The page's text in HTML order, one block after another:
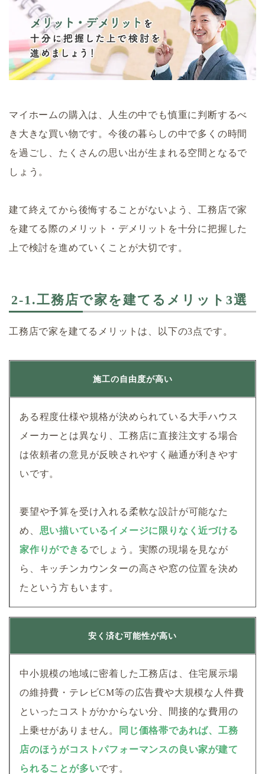
マイホームの購入は、人生の中でも慎重に判断するべ
き大きな買い物です。今後の暮らしの中で多くの時間
を過ごし、たくさんの思い出が生まれる空間となるで
しょう。
建て終えてから後悔することがないよう、工務店で家
を建てる際のメリット・デメリットを十分に把握した
上で検討を進めていくことが大切です。
2-1.工務店で家を建てるメリット3選
工務店で家を建てるメリットは、以下の3点です。
施工の自由度が高い
ある程度仕様や規格が決められている大手ハウス
メーカーとは異なり、工務店に直接注文する場合
は依頼者の意見が反映されやすく融通が利きやす
いです。
要望や予算を受け入れる柔軟な設計が可能なた
め、 思い描いているイメージに限りなく近づける
家作りができるでしょう。実際の現場を見なが
ら、キッチンカウンターの高さや窓の位置を決め
たという方もいます。
安く済む可能性が高い
中小規模の地域に密着した工務店は、住宅展示場
の維持費・テレビCM等の広告費や大規模な人件費
といったコストがかからない分、間接的な費用の
上乗せがありません。
同じ価格帯であれば、工務
店のほうがコストパフォーマンスの良い家が建て
られることが多いです。